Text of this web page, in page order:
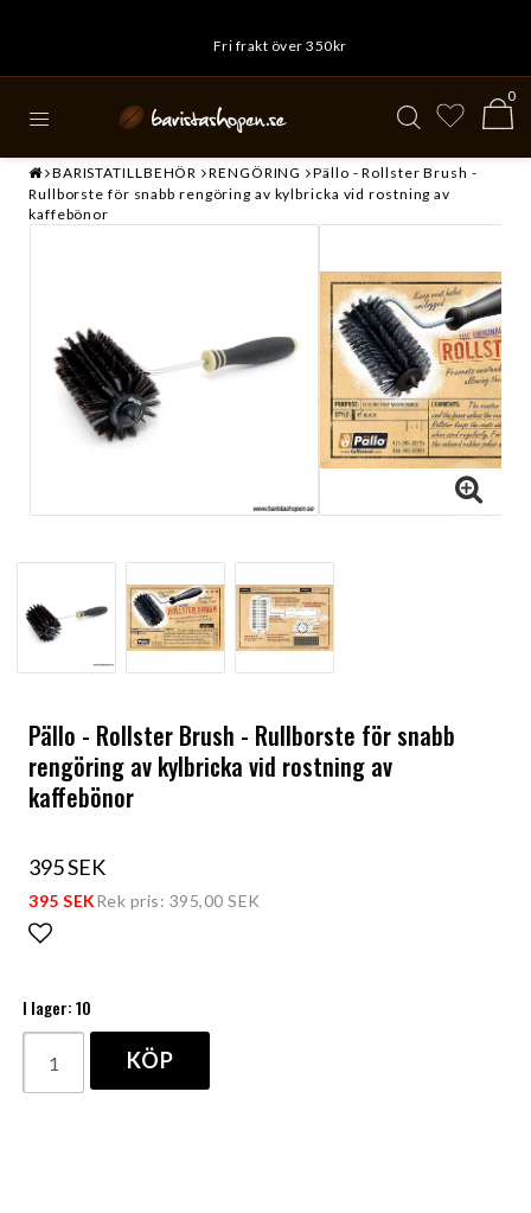
Fri frakt över 350kr
0
BARISTATILLBEHÖR RENGÖRING
Pällo - Rollster Brush -
Rullborste för snabb rengöring av kylbricka vid rostning av
kaffebönor
Pällo - Rollster Brush - Rullborste för snabb
rengöring av kylbricka vid rostning av
kaffebönor
395 SEK
395 SEKRek pris: 395,00 SEK
I lager: 10
KÖP